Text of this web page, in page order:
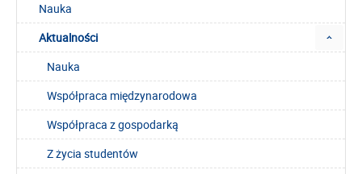
Nauka
Aktualności
Nauka
Współpraca międzynarodowa
Współpraca z gospodarką
Z życia studentów